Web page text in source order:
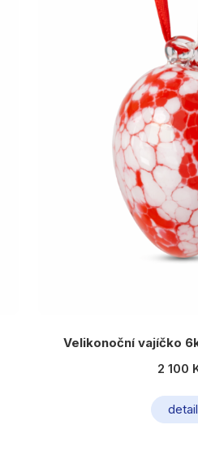
Velikonoční vajíčko
2 100
detail